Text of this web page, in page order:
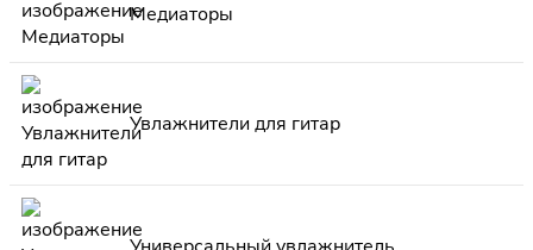
Медиаторы
Увлажнители для гитар